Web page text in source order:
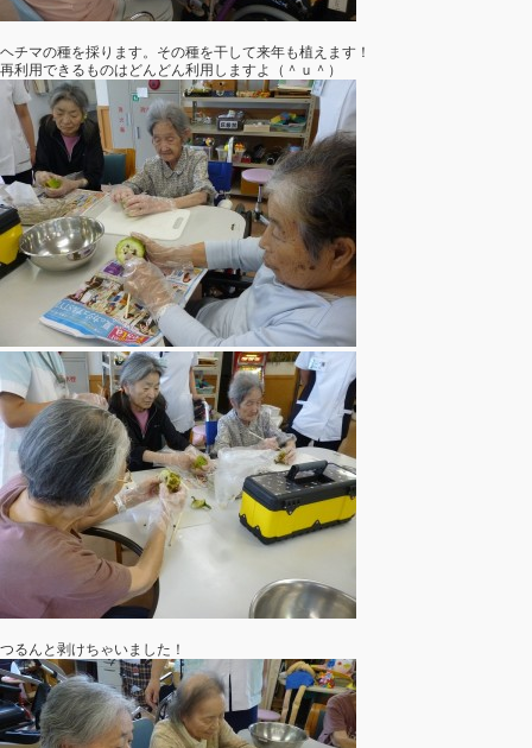
ヘチマの種を採ります。その種を干して来年も植えます！
再利用できるものはどんどん利用しますよ（＾ｕ＾）
つるんと剥けちゃいました！